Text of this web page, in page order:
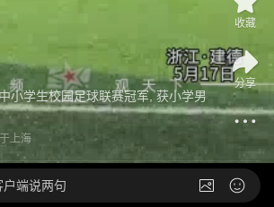
小学生校园足球联赛冠军, 获小学男
上海
收藏
分享
户端说两句